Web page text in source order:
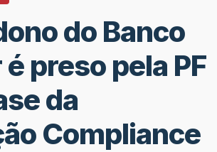
do Banco
preso pela PF
da
Compliance